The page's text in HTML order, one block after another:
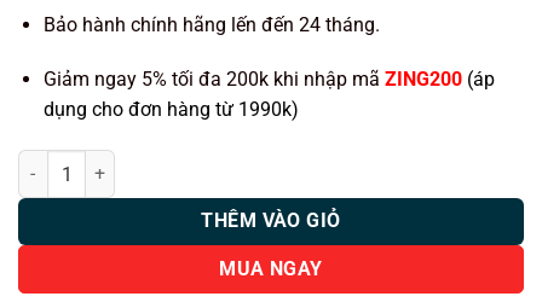
Bảo hành chính hãng lến đến 24 tháng.
Giảm ngay 5% tối đa 200k khi nhập mã ZING200 (áp
dụng cho đơn hàng từ 1990k)
Thảm lót rối ô tô MG HS 2024 nhựa PVC cao cấp Huvi số lượng
THÊM VÀO GIỎ
MUA NGAY